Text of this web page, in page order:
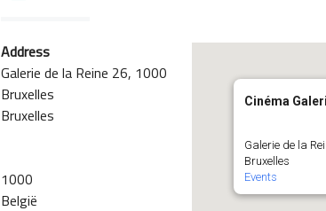
Cinéma
Galerie de la
Bruxelles
Events
Address
Galerie de la Reine 26, 1000
Bruxelles
Bruxelles
1000
België